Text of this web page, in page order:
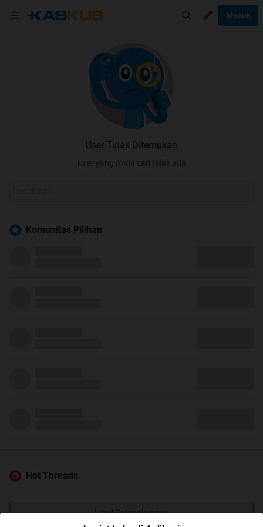
Masuk
User Tidak Ditemukan
User yang Anda cari tidak ada
Komunitas Pilihan
Hot Threads
Lihat Selengkapnya